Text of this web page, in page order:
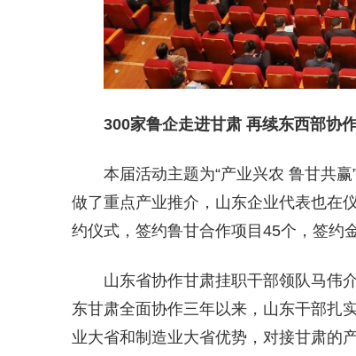
300家鲁企走进甘肃 再续东西部协
本届活动主题为“产业兴农 鲁甘共
做了重点产业推介，山东企业代表也在
约仪式，签约鲁甘合作项目45个，签约
山东省协作甘肃挂职干部领队马伟
东甘肃全面协作三年以来，山东干部扎
业大省和制造业大省优势，对接甘肃的